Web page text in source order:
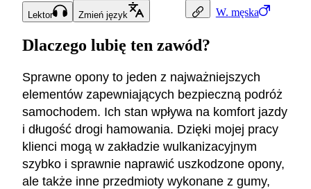
W. męska
Lektor Zmień język
Dlaczego lubię ten zawód?
Sprawne opony to jeden z najważniejszych
elementów zapewniających bezpieczną podróż
samochodem. Ich stan wpływa na komfort jazdy
i długość drogi hamowania. Dzięki mojej pracy
klienci mogą w zakładzie wulkanizacyjnym
szybko i sprawnie naprawić uszkodzone opony,
ale także inne przedmioty wykonane z gumy,